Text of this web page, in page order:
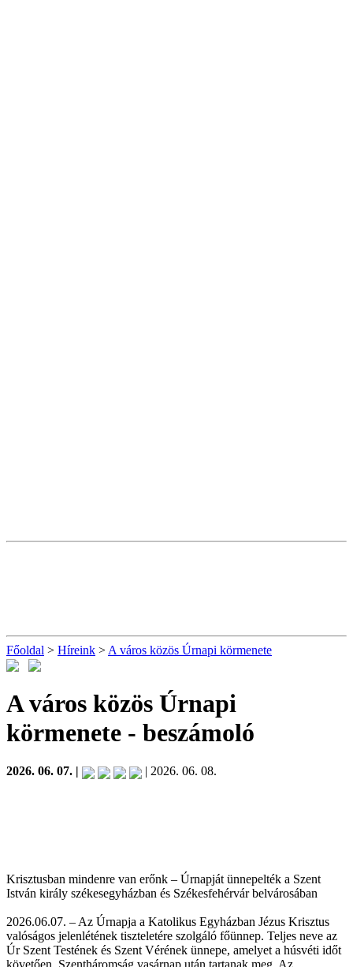
Főoldal > Híreink > A város közös Úrnapi körmenete
A város közös Úrnapi
körmenete - beszámoló
2026. 06. 07. | | 2026. 06. 08.
Krisztusban mindenre van erőnk – Úrnapját ünnepelték a Szent
István király székesegyházban és Székesfehérvár belvárosában
2026.06.07. – Az Úrnapja a Katolikus Egyházban Jézus Krisztus
valóságos jelenlétének tiszteletére szolgáló főünnep. Teljes neve az
Úr Szent Testének és Szent Vérének ünnepe, amelyet a húsvéti időt
követően, Szentháromság vasárnap után tartanak meg. Az